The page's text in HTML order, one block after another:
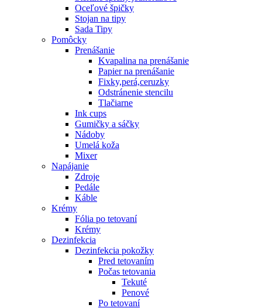
Oceľové špičky
Stojan na tipy
Sada Tipy
Pomôcky
Prenášanie
Kvapalina na prenášanie
Papier na prenášanie
Fixky,perá,ceruzky
Odstránenie stencilu
Tlačiarne
Ink cups
Gumičky a sáčky
Nádoby
Umelá koža
Mixer
Napájanie
Zdroje
Pedále
Káble
Krémy
Fólia po tetovaní
Krémy
Dezinfekcia
Dezinfekcia pokožky
Pred tetovaním
Počas tetovania
Tekuté
Penové
Po tetovaní